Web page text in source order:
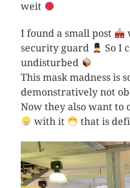
weit
I found a small post
security guard
So I
undisturbed
This mask madness is
demonstratively not
Now they also want to
with it
that is